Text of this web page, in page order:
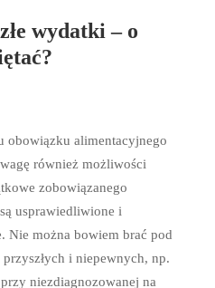
wydatki – o
obowiązku alimentacyjnego
również możliwości
zobowiązanego
usprawiedliwione i
Nie można bowiem brać pod
i niepewnych, np.
niezdiagnozowanej na